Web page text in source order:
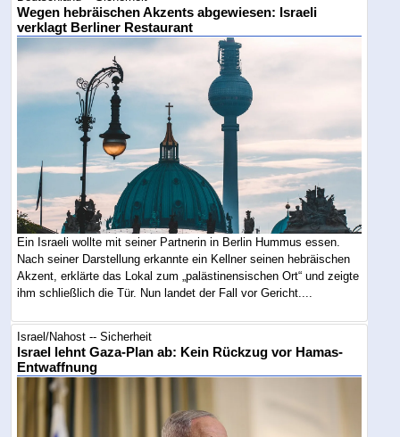
Wegen hebräischen Akzents abgewiesen: Israeli
verklagt Berliner Restaurant
Ein Israeli wollte mit seiner Partnerin in Berlin Hummus essen.
Nach seiner Darstellung erkannte ein Kellner seinen hebräischen
Akzent, erklärte das Lokal zum „palästinensischen Ort“ und zeigte
ihm schließlich die Tür. Nun landet der Fall vor Gericht....
Israel/Nahost -- Sicherheit
Israel lehnt Gaza-Plan ab: Kein Rückzug vor Hamas-
Entwaffnung